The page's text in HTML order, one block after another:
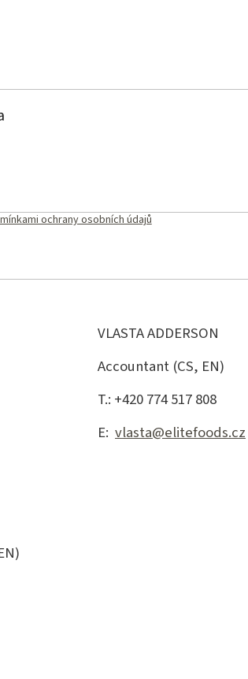
ochrany osobních údajů
VLASTA ADDERSON
Accountant (CS, EN)
T.: +420 774 517 808
E: vlasta@elitefoods.cz